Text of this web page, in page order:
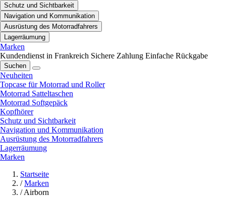
Schutz und Sichtbarkeit
Navigation und Kommunikation
Ausrüstung des Motorradfahrers
Lagerräumung
Marken
Kundendienst in Frankreich Sichere Zahlung Einfache Rückgabe
Suchen
Neuheiten
Topcase für Motorrad und Roller
Motorrad Satteltaschen
Motorrad Softgepäck
Kopfhörer
Schutz und Sichtbarkeit
Navigation und Kommunikation
Ausrüstung des Motorradfahrers
Lagerräumung
Marken
Startseite
/ Marken
/ Airborn